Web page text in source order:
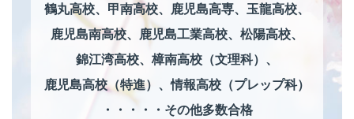
鶴丸高校、 甲南高校、 鹿児島高専、 玉龍高校、
鹿児島南高校、 鹿児島工業高校、 松陽高校、
錦江湾高校、 樟南高校（文理科）、
鹿児島高校（特進）、情報高校（プレップ科）
・・・・・その他多数合格